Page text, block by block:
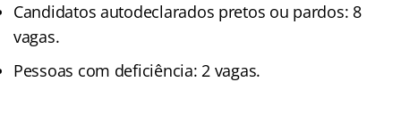
Candidatos autodeclarados pretos ou pardos: 8
vagas.
Pessoas com deficiência: 2 vagas.